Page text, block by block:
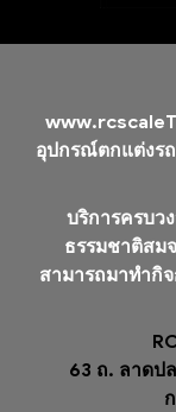
อุปกรณ์ตกแต่งร
บริการครบว
ธรรมชาติสม
สามารถมาทำกิ
63 ถ. ลาดป